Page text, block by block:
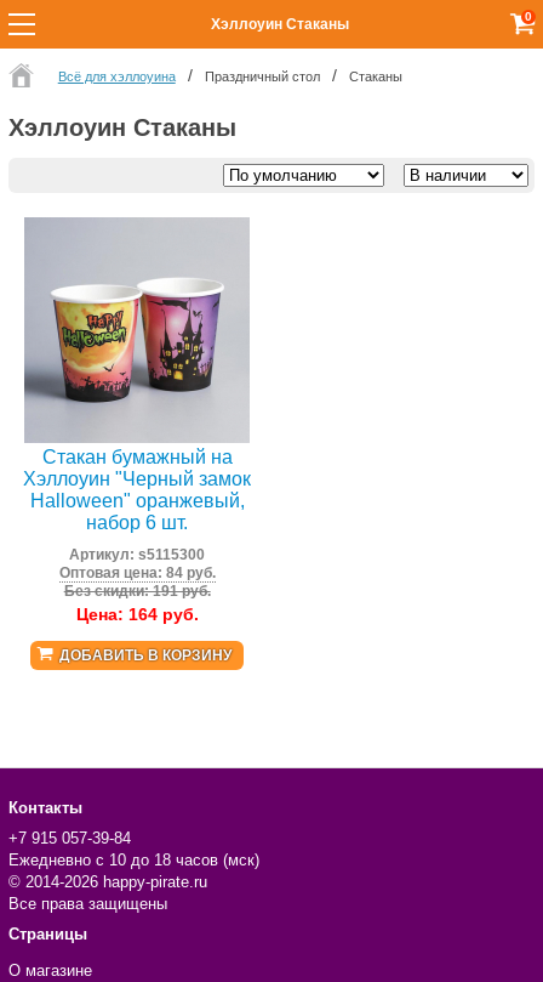
Всё для хэллоуина Праздничный стол Стаканы
Хэллоуин Стаканы
Стакан бумажный на
Хэллоуин "Черный замок
Halloween" оранжевый,
набор 6 шт.
Артикул:s5115300
Оптовая цена: 84 руб.
Без скидки: 191 руб.
Цена: 164руб.
ДОБАВИТЬ В КОРЗИНУ
Контакты
+7 915 057-39-84
Ежедневно с 10 до 18 часов (мск)
© 2014-2026 happy-pirate.ru
Все права защищены
Страницы
О магазине
Хэллоуин Стаканы 0